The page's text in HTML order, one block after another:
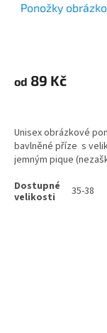
Ponožky
od 89 Kč
Unisex obrázkové
bavlněné příze s
jemným pique
35-38